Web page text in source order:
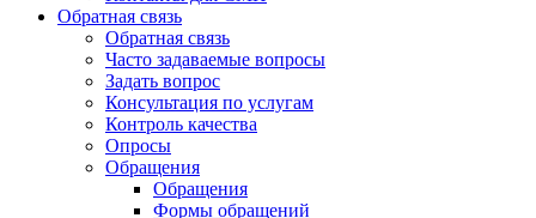
Обратная связь
Обратная связь
Часто задаваемые вопросы
Задать вопрос
Консультация по услугам
Контроль качества
Опросы
Обращения
Обращения
Формы обращений